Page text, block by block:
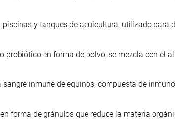
piscinas y tanques de acuicultura, utilizado para
probiótico en forma de polvo, se mezcla con el
sangre inmune de equinos, compuesta de
forma de gránulos que reduce la materia